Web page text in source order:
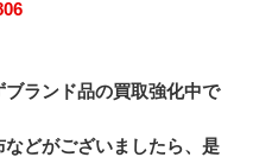
ランド品の買取強化中で
どがございましたら、是